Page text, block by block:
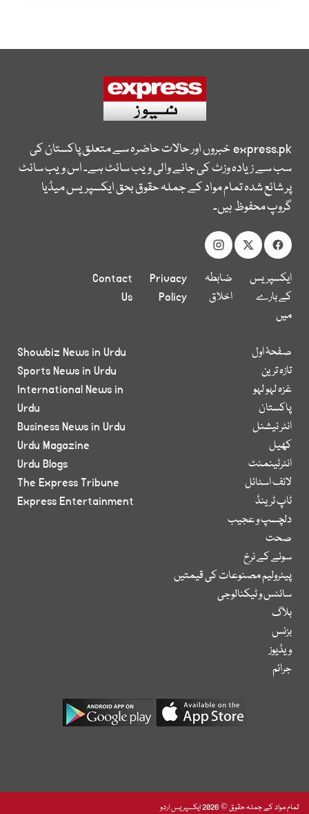
express.pkخبروں اور حالات حاضرہ سے متعلق پاکستان کی
سب سے زیادہ وزٹ کی جانے والی ویب سائٹ ہے۔ اس ویب سائٹ
پر شائع شدہ تمام مواد کے جملہ حقوق بحق ایکسپریس میڈیا
گروپ محفوظ ہیں۔
ایکسپریس
کے بارے
میں
ضابطہ
اخلاق
Privacy
Policy
Contact
Us
صفحۂ اول
تازہ ترین
غزہ لہو لہو
پاکستان
انٹر نیشنل
کھیل
انٹرٹینمنٹ
لائف اسٹائل
ٹاپ ٹرینڈ
دلچسپ و عجیب
صحت
سونے کے نرخ
پیٹرولیم مصنوعات کی قیمتیں
سائنس و ٹیکنالوجی
بلاگ
بزنس
ویڈیوز
جرائم
Showbiz News in Urdu
Sports News in Urdu
International News in
Urdu
Business News in Urdu
Urdu Magazine
Urdu Blogs
The Express Tribune
Express Entertainment
تمام مواد کے جملہ حقوق © 2026 ایکسپریس اردو